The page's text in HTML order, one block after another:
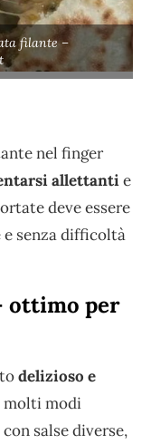
filante –
nel finger
allettantie
deve essere
e senza difficoltà
ottimo per
delizioso e
molti modi
salse diverse,